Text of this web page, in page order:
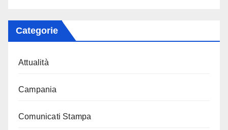
Categorie
Attualità
Campania
Comunicati Stampa